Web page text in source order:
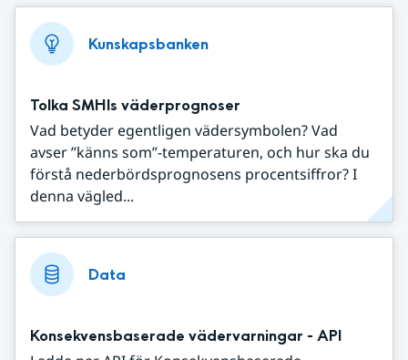
Kunskapsbanken
Tolka SMHIs väderprognoser
Vad betyder egentligen vädersymbolen? Vad
avser ”känns som”-temperaturen, och hur ska du
förstå nederbördsprognosens procentsiffror? I
denna vägled...
Data
Konsekvensbaserade vädervarningar - API